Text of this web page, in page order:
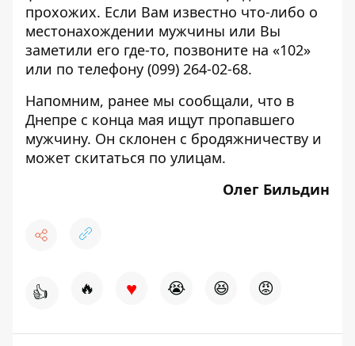
прохожих. Если Вам известно что-либо о
местонахождении мужчины или Вы
заметили его где-то, позвоните на «102»
или по телефону (099) 264-02-68.
Напомним, ранее мы сообщали, что в
Днепре с конца мая ищут пропавшего
мужчину. Он склонен с бродяжничеству и
может скитаться по улицам.
Олег Бильдин
👍 🔥 ♥ 😭 😆 😡